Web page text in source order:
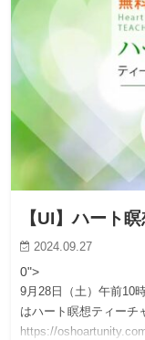
【UI】ハート
2024.09.27
0">
9月28日（土）午前10
はハート瞑想ティーチ
https://